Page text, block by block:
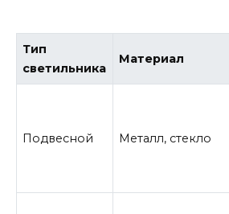
Тип
светильника
Материал
Подвесной Металл, стекло